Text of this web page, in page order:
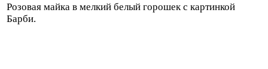
Розовая майка в мелкий белый горошек с картинкой
Барби.